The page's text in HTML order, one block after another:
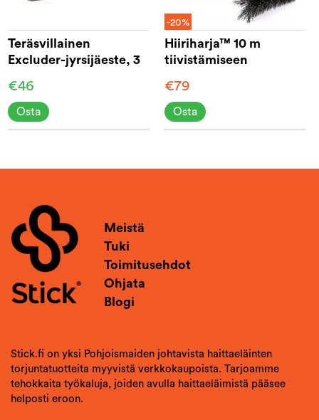
Teräsvillainen
Excluder-jyrsijäeste, 3
€46
Osta
-20%
Hiiriharja™ 10 m
tiivistämiseen
€79
Osta
Meistä
Tuki
Toimitusehdot
Ohjata
Blogi
Stick.fi on yksi Pohjoismaiden johtavista haittaeläinten
torjuntatuotteita myyvistä verkkokaupoista. Tarjoamme
tehokkaita työkaluja, joiden avulla haittaeläimistä pääsee
helposti eroon.